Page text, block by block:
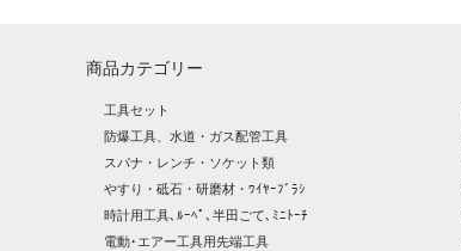
商品カテゴリー
工具セット
防爆工具、水道・ガス配管工具
スパナ・レンチ・ソケット類
やすり・砥石・研磨材・ﾜｲﾔｰﾌﾞﾗｼ
時計用工具､ﾙｰﾍﾟ､半田ごて､ﾐﾆﾄｰﾁ
電動･エアー工具用先端工具